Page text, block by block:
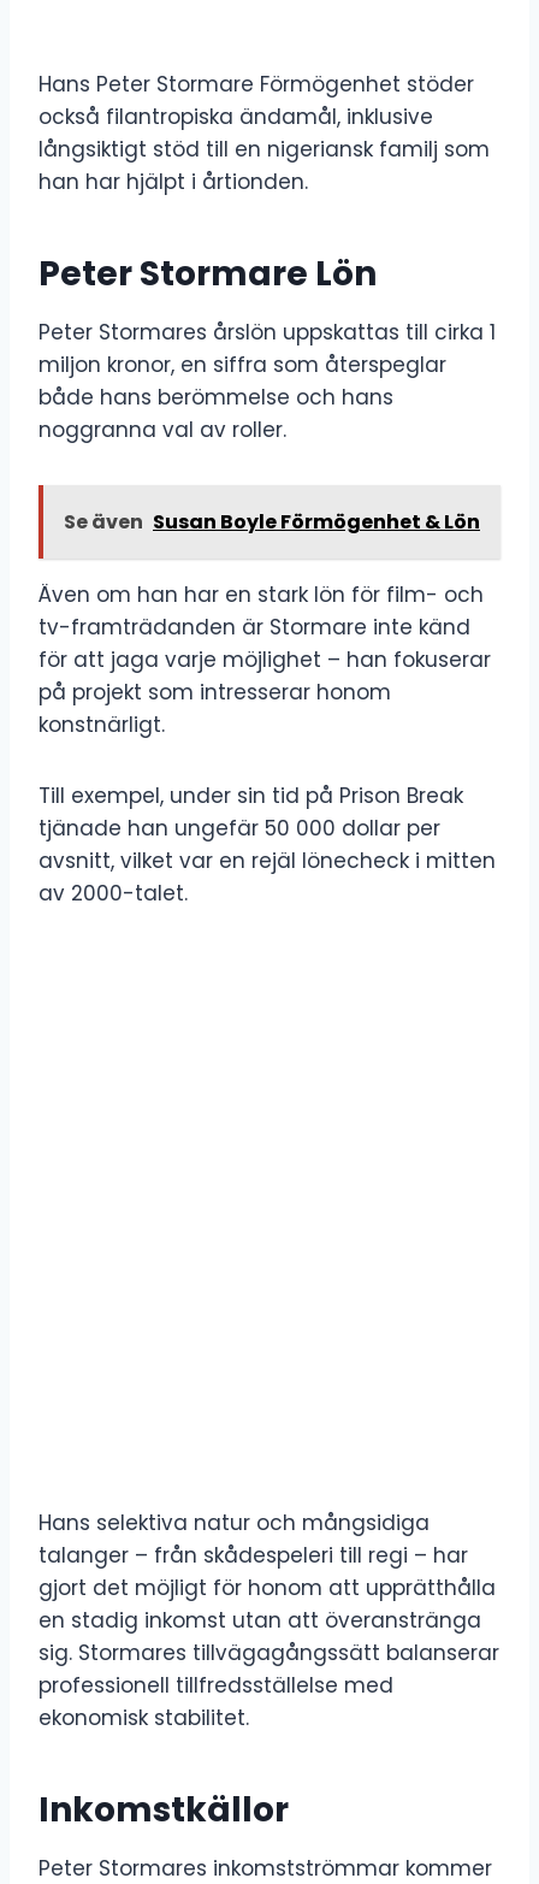
Hans Peter Stormare Förmögenhet stöder
också filantropiska ändamål, inklusive
långsiktigt stöd till en nigeriansk familj som
han har hjälpt i årtionden.
Peter Stormare Lön
Peter Stormares årslön uppskattas till cirka 1
miljon kronor, en siffra som återspeglar
både hans berömmelse och hans
noggranna val av roller.
Se även Susan Boyle Förmögenhet & Lön
Även om han har en stark lön för film- och
tv-framträdanden är Stormare inte känd
för att jaga varje möjlighet – han fokuserar
på projekt som intresserar honom
konstnärligt.
Till exempel, under sin tid på Prison Break
tjänade han ungefär 50 000 dollar per
avsnitt, vilket var en rejäl lönecheck i mitten
av 2000-talet.
Hans selektiva natur och mångsidiga
talanger – från skådespeleri till regi – har
gjort det möjligt för honom att upprätthålla
en stadig inkomst utan att överanstränga
sig. Stormares tillvägagångssätt balanserar
professionell tillfredsställelse med
ekonomisk stabilitet.
Inkomstkällor
Peter Stormares inkomstströmmar kommer